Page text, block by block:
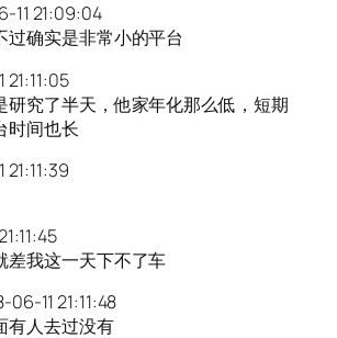
11 21:09:04
过确实是非常小的平台
21:11:05
研究了半天，他家年化那么低，短期
时间也长
差我这一天下不了车
11 21:11:48
有人去过没有